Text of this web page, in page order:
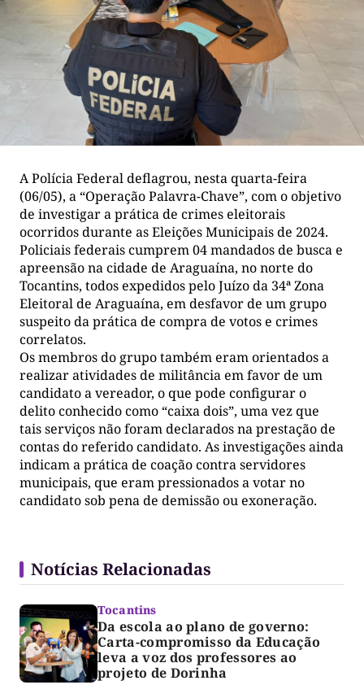
A Polícia Federal deflagrou, nesta quarta-feira
(06/05), a “Operação Palavra-Chave”, com o objetivo
de investigar a prática de crimes eleitorais
ocorridos durante as Eleições Municipais de 2024.
Policiais federais cumprem 04 mandados de busca e
apreensão na cidade de Araguaína, no norte do
Tocantins, todos expedidos pelo Juízo da 34ª Zona
Eleitoral de Araguaína, em desfavor de um grupo
suspeito da prática de compra de votos e crimes
correlatos.
Os membros do grupo também eram orientados a
realizar atividades de militância em favor de um
candidato a vereador, o que pode configurar o
delito conhecido como “caixa dois”, uma vez que
tais serviços não foram declarados na prestação de
contas do referido candidato. As investigações ainda
indicam a prática de coação contra servidores
municipais, que eram pressionados a votar no
candidato sob pena de demissão ou exoneração.
Notícias Relacionadas
Tocantins
Da escola ao plano de governo:
Carta-compromisso da Educação
leva a voz dos professores ao
projeto de Dorinha